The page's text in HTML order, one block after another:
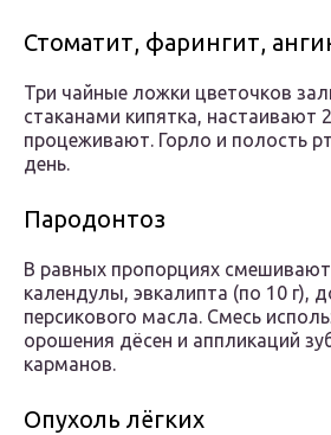
Стоматит, фарингит,
Три чайные ложки цветочков
стаканами кипятка, настаивают
процеживают. Горло и полость
день.
Пародонтоз
В равных пропорциях смешивают
календулы, эвкалипта (по 10 г),
персикового масла. Смесь
орошения дёсен и аппликаций
карманов.
Опухоль лёгких